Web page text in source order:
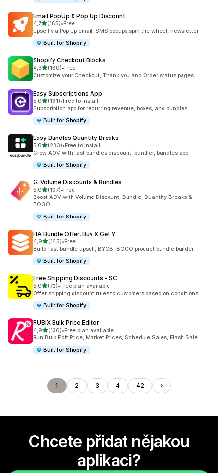
Email PopUp & Pop Up Discount
4,7z 5 hvězd
(185)
Celkový počet recenzí: 185
•Free
Upsell via Pop Up email, SMS popups,spin the wheel, newsletter
Built for Shopify
Shopify Checkout Blocks
4,3z 5 hvězd
(180)
Celkový počet recenzí: 180
•Free
Customize your Checkout, Thank you and Order status pages
Easy Subscriptions App
5,0z 5 hvězd
(191)
Celkový počet recenzí: 191
•Free to install
Subscription app for recurring revenue, boxes, and bundles
Built for Shopify
Easy Bundles Quantity Breaks
5,0z 5 hvězd
(283)
Celkový počet recenzí: 283
•Free to install
Grow AOV with fast bundles discount, bundler, bundles app
Built for Shopify
G: Volume Discounts & Bundles
5,0z 5 hvězd
(107)
Celkový počet recenzí: 107
•Free
Boost AOV with Volume Discount, Bundle, Quantity Breaks &
BOGO
Built for Shopify
HA Bundle Offer, Buy X Get Y
4,9z 5 hvězd
(145)
Celkový počet recenzí: 145
•Free
Build fast bundle upsell, BYOB, BOGO product bundle builder
Built for Shopify
Free Shipping Discounts ‑ SC
5,0z 5 hvězd
(72)
Celkový počet recenzí: 72
•Free plan available
Offer shipping discount rules to customers based on conditions
Built for Shopify
RUBIX Bulk Price Editor
4,9z 5 hvězd
(130)
Celkový počet recenzí: 130
•Free plan available
Run Bulk Edit Price, Market Prices, Schedule Sales, Flash Sale
Built for Shopify
1 2 3 4 42
Chcete přidat nějakou
aplikaci?